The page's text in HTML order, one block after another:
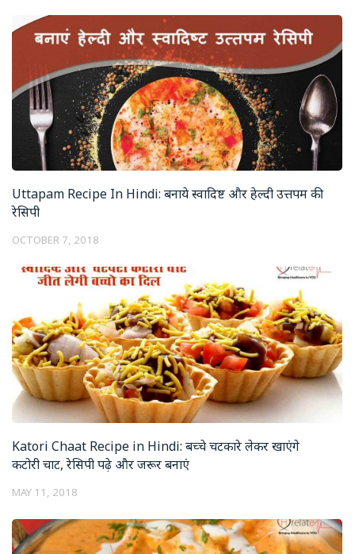
Uttapam Recipe In Hindi: बनाये स्वादिष्ट और हेल्दी उत्तपम की
रेसिपी
OCTOBER 7, 2018
Katori Chaat Recipe in Hindi: बच्चे चटकारे लेकर खाएंगे
कटोरी चाट, रेसिपी पढ़े और जरूर बनाएं
MAY 11, 2018